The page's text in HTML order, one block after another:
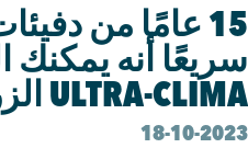
سريعًا أنه يمكنك
ULTRA-CLIMA الزراعية مقارنة بالدفيئة التقليدية"
18-10-2023